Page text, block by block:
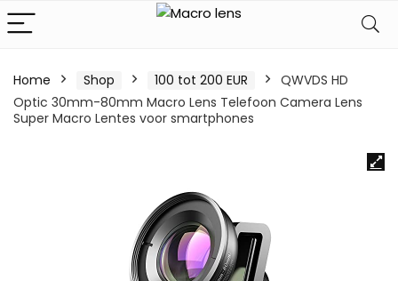
Home Shop 100 tot 200 EUR
QWVDS HD
Optic 30mm-80mm Macro Lens Telefoon Camera Lens
Super Macro Lentes voor smartphones